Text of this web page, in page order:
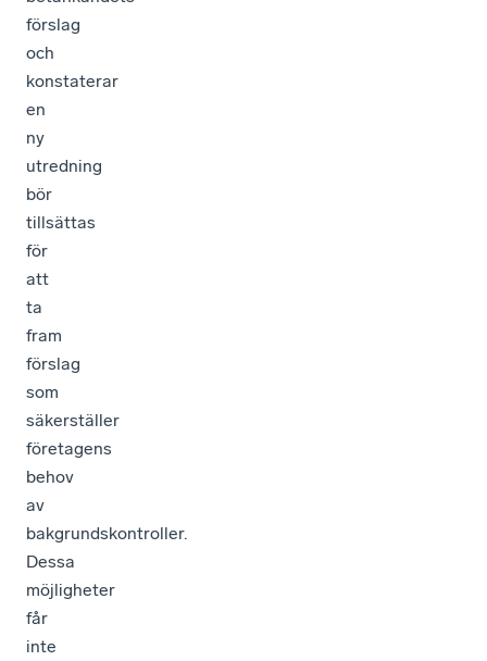
förslag
och
konstaterar
en
ny
utredning
bör
tillsättas
för
att
ta
fram
förslag
som
säkerställer
företagens
behov
av
bakgrundskontroller.
Dessa
möjligheter
får
inte